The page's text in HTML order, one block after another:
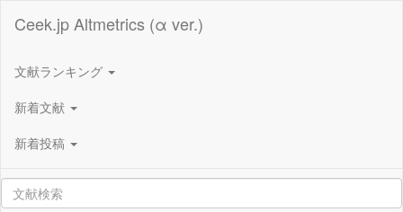
Ceek.jp Altmetrics (α ver.)
文献ランキング
新着文献
新着投稿